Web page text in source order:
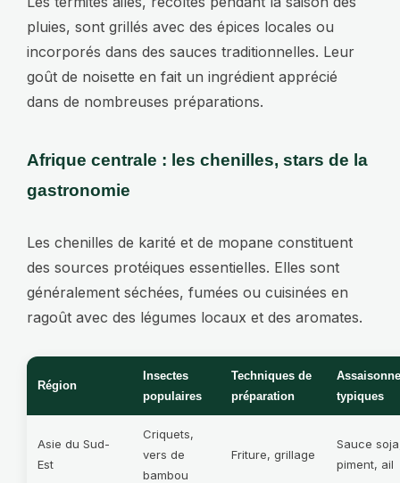
pluies, sont grillés avec des épices locales ou
incorporés dans des sauces traditionnelles. Leur
goût de noisette en fait un ingrédient apprécié
dans de nombreuses préparations.
Afrique centrale : les chenilles, stars de la
gastronomie
Les chenilles de karité et de mopane constituent
des sources protéiques essentielles. Elles sont
généralement séchées, fumées ou cuisinées en
ragoût avec des légumes locaux et des aromates.
Région
Insectes
populaires
Techniques de
préparation
typiques
Asie du Sud-
Est
Criquets,
vers de
bambou
Friture, grillage
Sauce
piment, ail